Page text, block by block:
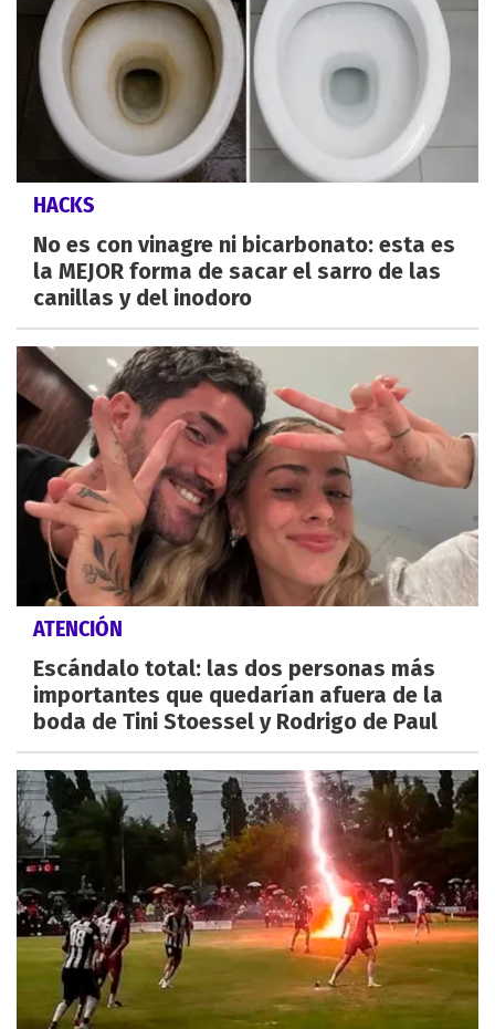
HACKS
No es con vinagre ni bicarbonato: esta es
la MEJOR forma de sacar el sarro de las
canillas y del inodoro
ATENCIÓN
Escándalo total: las dos personas más
importantes que quedarían afuera de la
boda de Tini Stoessel y Rodrigo de Paul